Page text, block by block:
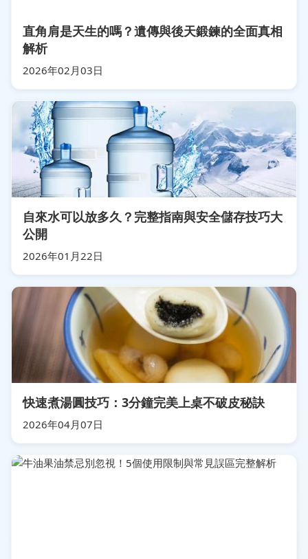
直角肩是天生的嗎？遺傳與後天鍛鍊的全面真相
解析
2026年02月03日
自來水可以放多久？完整指南與安全儲存技巧大
公開
2026年01月22日
快速煮湯圓技巧：3分鐘完美上桌不破皮秘訣
2026年04月07日